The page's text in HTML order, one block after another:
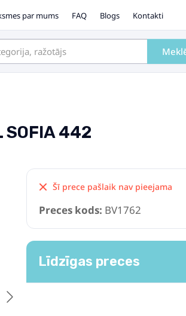
par mums FAQ Blogs Kontakti
442
Šī prece pašlaik nav pieejama
Preces kods: BV1762
Līdzīgas preces